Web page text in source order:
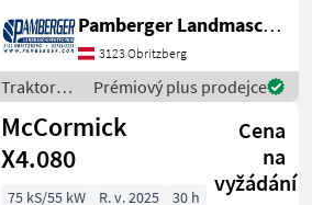
Druckluftpbremsanlage
Fronthydraulik
Frontzapfwelle Gefederte
Vorderachse
Frontladerkons
Pamberger Landmaschinentechnik GmbH
3123 Obritzberg
Traktory /
McCormick
Prémiový plus prodejce
McCormick
X4.080
Cena
na
vyžádání
75 kS/55 kW R. v. 2025
30 h